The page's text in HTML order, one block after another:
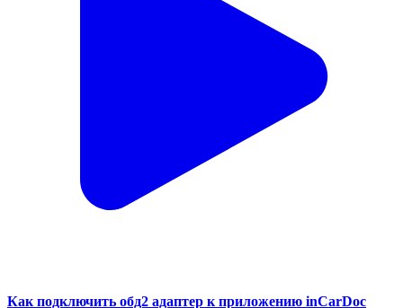
Как подключить обд2 адаптер к приложению inCarDoc